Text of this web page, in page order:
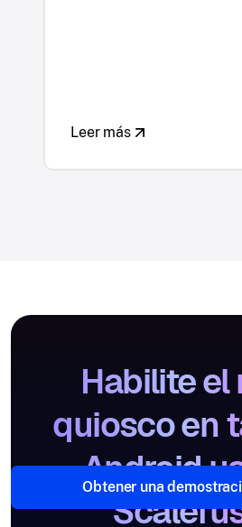
Leer más
Habilite el
quiosco en
Android
Obtener una